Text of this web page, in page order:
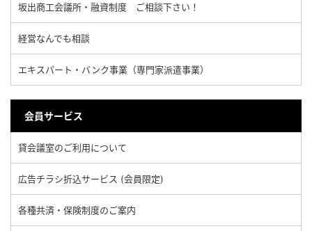
坂出商工会議所・融資制度 ご相談下さい！
経営なんでも相談
エキスパート・バンク事業（専門家派遣事業）
会員サービス
貸会議室のご利用について
広告チラシ折込サービス (会員限定)
各種共済・保険制度のご案内